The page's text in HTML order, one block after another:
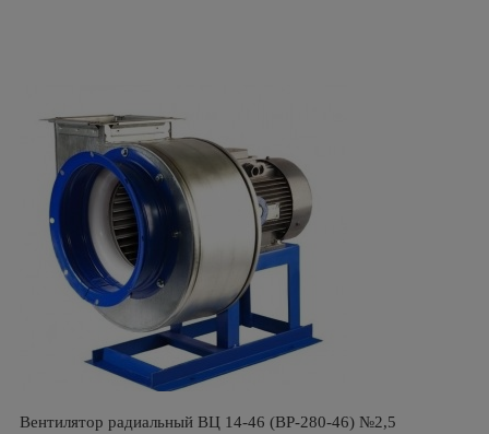
Вентилятор радиальный ВЦ 14-46 (ВР-280-46) №2,5